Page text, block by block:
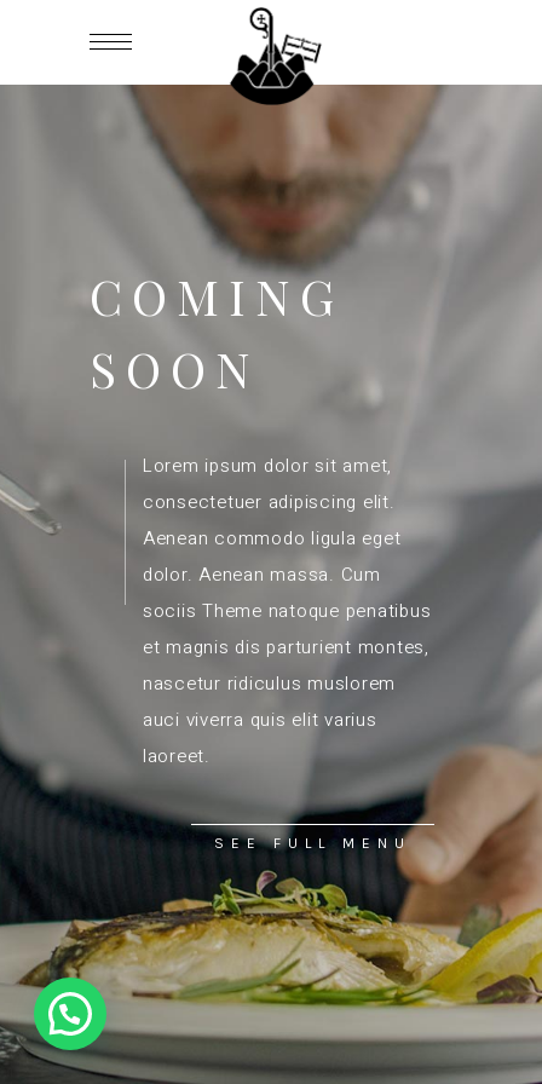
COMING
SOON
Lorem ipsum dolor sit amet,
consectetuer adipiscing elit.
Aenean commodo ligula eget
dolor. Aenean massa. Cum
sociis Theme natoque penatibus
et magnis dis parturient montes,
nascetur ridiculus muslorem
auci viverra quis elit varius
laoreet.
SEE FULL MENU